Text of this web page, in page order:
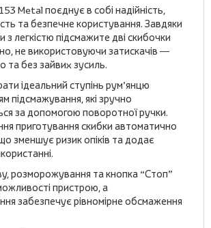
Metal поєднує в собі надійність,
та безпечне користування. Завдяки
легкістю підсмажите дві скибочки
не використовуючи затискачів —
та без зайвих зусиль.
ідеальний ступінь рум’янцю
підсмажування, які зручно
за допомогою поворотної ручки.
приготування скибки автоматично
зменшує ризик опіків та додає
розморожування та кнопка “Стоп”
пристрою, а
забезпечує рівномірне обсмаження